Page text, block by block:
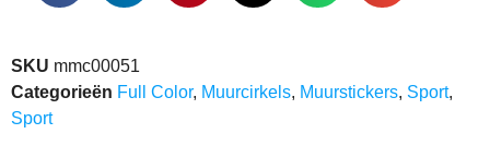
SKU mmc00051
Categorieën Full Color, Muurcirkels, Muurstickers, Sport,
Sport